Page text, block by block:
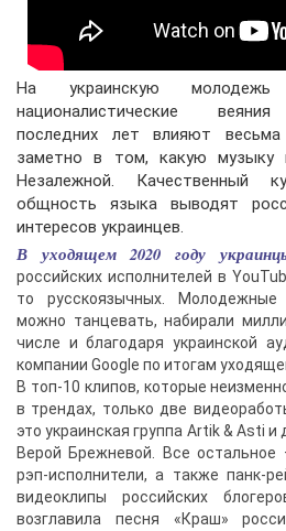
На украинскую молодежь
националистические веяния
последних лет влияют
заметно в том, какую музыку
Незалежной. Качественный
общность языка выводят
интересов украинцев.
В уходящем 2020 году
российских исполнителей в
то русскоязычных.
можно танцевать, набирали
числе и благодаря украинской
компании Google по итогам
В топ-10 клипов, которые
в трендах, только две
это украинская группа Artik & Asti
Верой Брежневой. Все
рэп-исполнители, а также панк-
видеоклипы российских
возглавила песня «Краш»